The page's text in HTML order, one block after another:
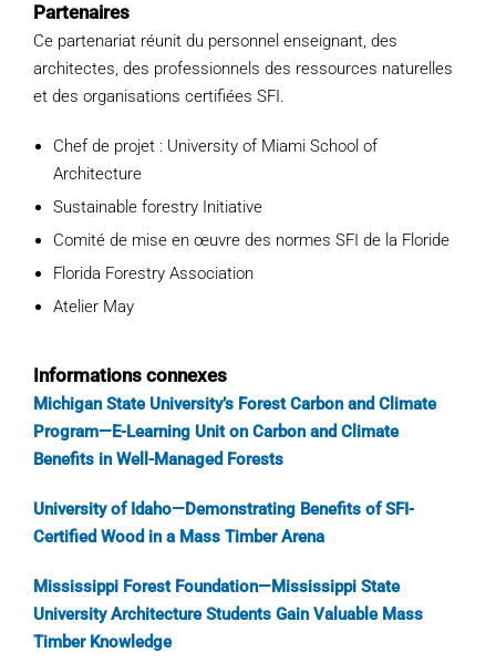
Partenaires
Ce partenariat réunit du personnel enseignant, des
architectes, des professionnels des ressources naturelles
et des organisations certifiées SFI.
Chef de projet : University of Miami School of
Architecture
Sustainable forestry Initiative
Comité de mise en œuvre des normes SFI de la Floride
Florida Forestry Association
Atelier May
Informations connexes
Michigan State University’s Forest Carbon and Climate
Program—E-Learning Unit on Carbon and Climate
Benefits in Well-Managed Forests
University of Idaho—Demonstrating Benefits of SFI-
Certified Wood in a Mass Timber Arena
Mississippi Forest Foundation—Mississippi State
University Architecture Students Gain Valuable Mass
Timber Knowledge